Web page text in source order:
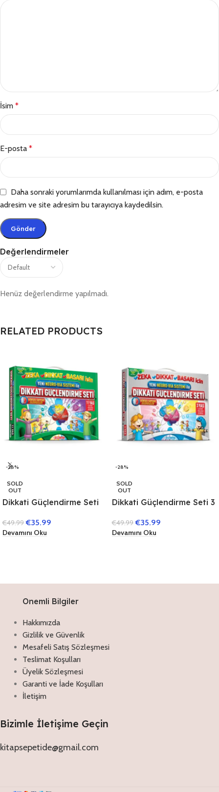
Değerlendirmeler
Henüz değerlendirme yapılmadı.
İsim *
E-posta *
Daha sonraki yorumlarımda kullanılması için adım, e-posta
adresim ve site adresim bu tarayıcıya kaydedilsin.
RELATED PRODUCTS
-28%
SOLD
OUT
Dikkati Güçlendirme Seti
€49.99 €35.99
Devamını Oku
-28%
SOLD
OUT
Dikkati Güçlendirme Seti 3
€49.99 €35.99
Devamını Oku
Onemli Bilgiler
Hakkımızda
Gizlilik ve Güvenlik
Mesafeli Satış Sözleşmesi
Teslimat Koşulları
Üyelik Sözleşmesi
Garanti ve İade Koşulları
İletişim
Bizimle İletişime Geçin
kitapsepetide@gmail.com